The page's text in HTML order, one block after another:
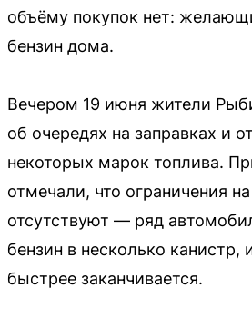
объёму покупок нет:
бензин дома.
Вечером 19 июня жители
об очередях на заправках и
некоторых марок топлива.
отмечали, что ограничения
отсутствуют — ряд
бензин в несколько канистр,
быстрее заканчивается.